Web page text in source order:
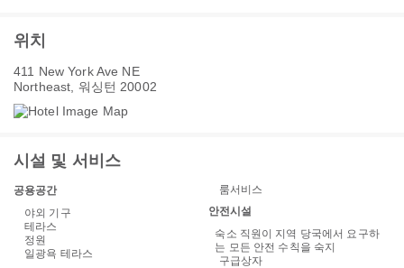
위치
411 New York Ave NE
Northeast, 워싱턴 20002
시설 및 서비스
공용공간
야외 기구
테라스
정원
일광욕 테라스
룸서비스
안전시설
숙소 직원이 지역 당국에서 요구하
는 모든 안전 수칙을 숙지
구급상자